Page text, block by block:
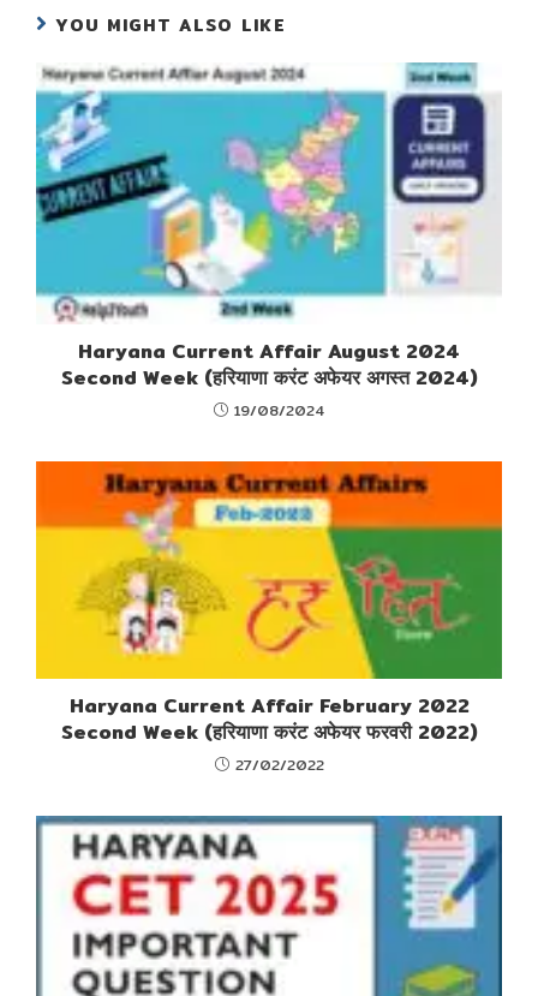
YOU MIGHT ALSO LIKE
Haryana Current Affair August 2024
Second Week (हरियाणा करंट अफेयर अगस्त 2024)
19/08/2024
Haryana Current Affair February 2022
Second Week (हरियाणा करंट अफेयर फरवरी 2022)
27/02/2022